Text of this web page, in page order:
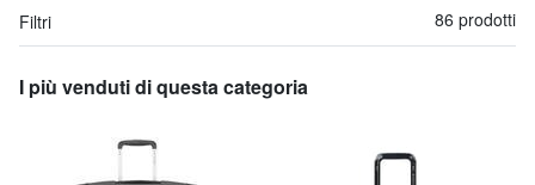
Filtri
86 prodotti
I più venduti di questa categoria